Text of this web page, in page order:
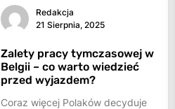
kreowaniu wizerunku
marki.Najlepiej budują go
produkty, które łączą...
Redakcja
21 Sierpnia, 2025
Zalety pracy tymczasowej w
Belgii – co warto wiedzieć
przed wyjazdem?
Coraz więcej Polaków decyduje